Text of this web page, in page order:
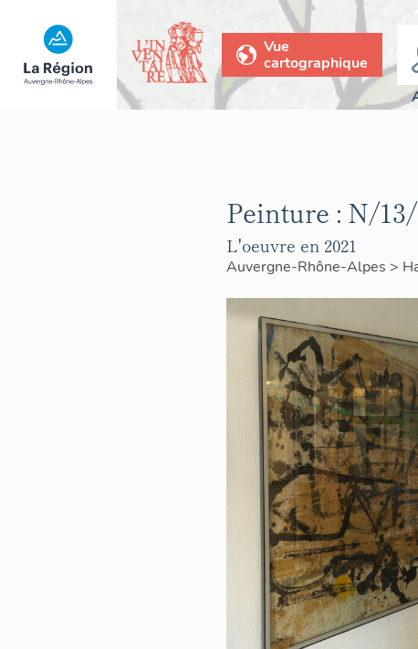
Vue
cartographique
Peinture : N/
L'oeuvre en 2021
Auvergne-Rhône-Alpes >